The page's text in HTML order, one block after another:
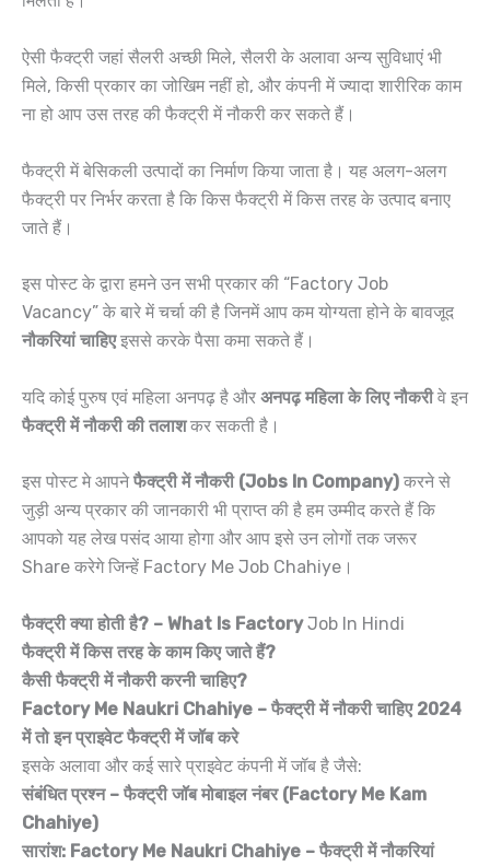
ऐसी फैक्ट्री जहां सैलरी अच्छी मिले, सैलरी के अलावा अन्य सुविधाएं भी
मिले, किसी प्रकार का जोखिम नहीं हो, और कंपनी में ज्यादा शारीरिक काम
ना हो आप उस तरह की फैक्ट्री में नौकरी कर सकते हैं।
फैक्ट्री में बेसिकली उत्पादों का निर्माण किया जाता है। यह अलग-अलग
फैक्ट्री पर निर्भर करता है कि किस फैक्ट्री में किस तरह के उत्पाद बनाए
जाते हैं।
इस पोस्ट के द्वारा हमने उन सभी प्रकार की “Factory Job
Vacancy” के बारे में चर्चा की है जिनमें आप कम योग्यता होने के बावजूद
नौकरियां चाहिएइससे करके पैसा कमा सकते हैं।
यदि कोई पुरुष एवं महिला अनपढ़ है और अनपढ़ महिला के लिए नौकरीवे इन
फैक्ट्री में नौकरी की तलाशकर सकती है।
इस पोस्ट मे आपनेफैक्ट्री में नौकरी (Jobs In Company) करने से
जुड़ी अन्य प्रकार की जानकारी भी प्राप्त की है हम उम्मीद करते हैं कि
आपको यह लेख पसंद आया होगा और आप इसे उन लोगों तक जरूर
Share करेगे जिन्हें Factory Me Job Chahiye।
फैक्ट्री क्या होती है? – What Is FactoryJob In Hindi
फैक्ट्री में किस तरह के काम किए जाते हैं?
कैसी फैक्ट्री में नौकरी करनी चाहिए?
Factory Me Naukri Chahiye – फैक्ट्री में नौकरी चाहिए 2024
में तो इन प्राइवेट फैक्ट्री में जॉब करे
इसके अलावा और कई सारे प्राइवेट कंपनी में जॉब है जैसे:
संबंधित प्रश्न – फैक्ट्री जॉब मोबाइल नंबर (Factory Me Kam
Chahiye)
सारांश: Factory Me Naukri Chahiye – फैक्ट्री में नौकरियां